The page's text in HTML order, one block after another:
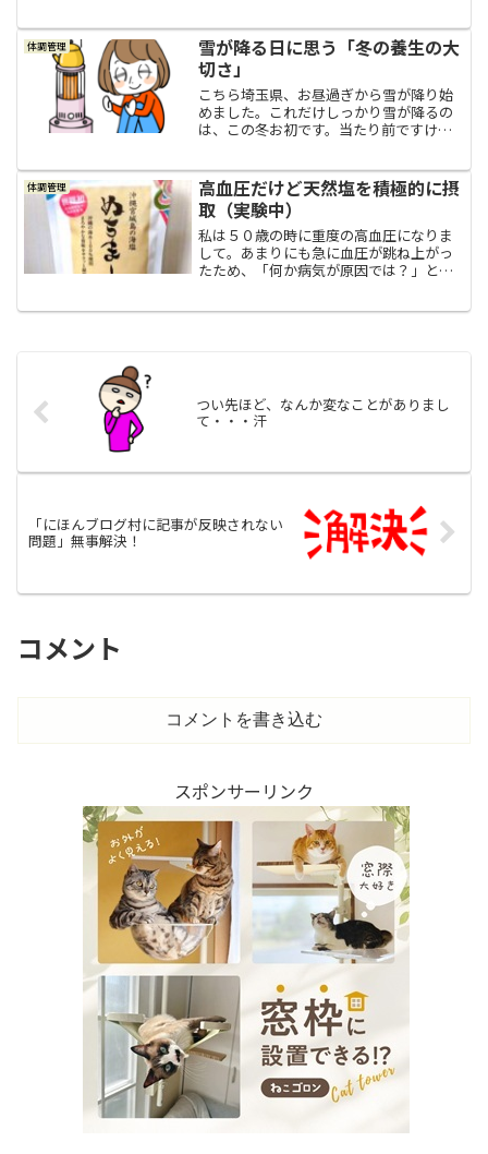
夏もやっちゃいました～～～石灰沈着！
笑左肘の痛み今年の３月か４...
体調管理
雪が降る日に思う「冬の養生の大
切さ」
こちら埼玉県、お昼過ぎから雪が降り始
めました。これだけしっかり雪が降るの
は、この冬お初です。当たり前ですけ
続けて、冬になると有給休暇のほどんど
を費やしてスキーやスノーボ...
体調管理
高血圧だけど天然塩を積極的に摂
取（実験中）
私は５０歳の時に重度の高血圧になりま
して。あまりにも急に血圧が跳ね上がっ
たため、「何か病気が原因では？」と
つい先ほど、なんか変なことがありまし
て・・・汗
「にほんブログ村に記事が反映されない
問題」無事解決！
コメント
コメントを書き込む
スポンサーリンク